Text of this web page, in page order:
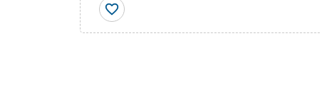
favorite_border